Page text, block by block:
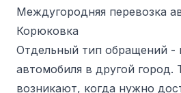
Междугородняя перевозка
Корюковка
Отдельный тип обращений -
автомобиля в другой город.
возникают, когда нужно